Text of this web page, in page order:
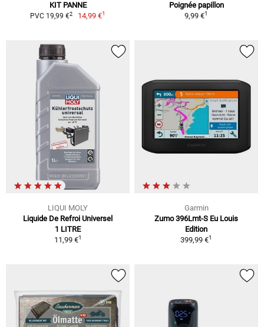
KIT PANNE
PVC 19,99 €2 14,99 €1
Poignée papillon
9,99 €1
LIQUI MOLY
Liquide De Refroi Universel
1 LITRE
11,99 €1
Garmin
Zumo 396Lmt-S Eu Louis
Edition
399,99 €1